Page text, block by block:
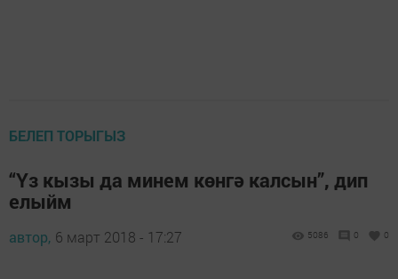
БЕЛЕП ТОРЫГЫЗ
“Үз кызы да минем көнгә калсын”, дип
елыйм
автор, 6 март 2018 - 17:27 5086 0 0